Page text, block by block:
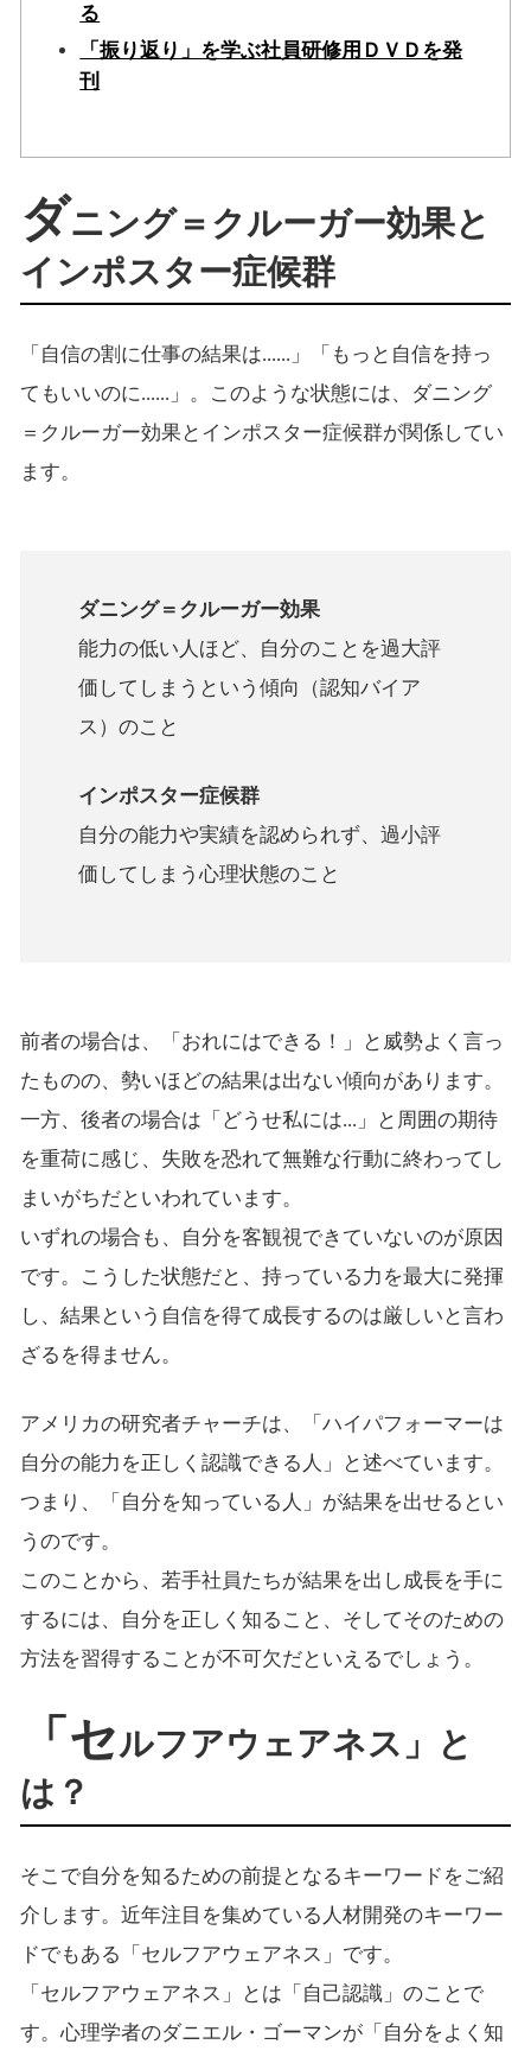
る
「振り返り」を学ぶ社員研修用ＤＶＤを発
刊
ダニング＝クルーガー効果と
インポスター症候群
「自信の割に仕事の結果は......」「もっと自信を持っ
てもいいのに......」。このような状態には、ダニング
＝クルーガー効果とインポスター症候群が関係してい
ます。
ダニング＝クルーガー効果
能力の低い人ほど、自分のことを過大評
価してしまうという傾向（認知バイア
ス）のこと
インポスター症候群
自分の能力や実績を認められず、過小評
価してしまう心理状態のこと
前者の場合は、「おれにはできる！」と威勢よく言っ
たものの、勢いほどの結果は出ない傾向があります。
一方、後者の場合は「どうせ私には...」と周囲の期待
を重荷に感じ、失敗を恐れて無難な行動に終わってし
まいがちだといわれています。
いずれの場合も、自分を客観視できていないのが原因
です。こうした状態だと、持っている力を最大に発揮
し、結果という自信を得て成長するのは厳しいと言わ
ざるを得ません。
アメリカの研究者チャーチは、「ハイパフォーマーは
自分の能力を正しく認識できる人」と述べています。
つまり、「自分を知っている人」が結果を出せるとい
うのです。
このことから、若手社員たちが結果を出し成長を手に
するには、自分を正しく知ること、そしてそのための
方法を習得することが不可欠だといえるでしょう。
「セルフアウェアネス」と
は？
そこで自分を知るための前提となるキーワードをご紹
介します。近年注目を集めている人材開発のキーワー
ドでもある「セルフアウェアネス」です。
「セルフアウェアネス」とは「自己認識」のことで
す。心理学者のダニエル・ゴーマンが「自分をよく知